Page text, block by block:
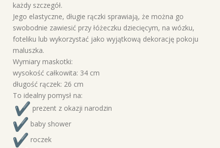
każdy szczegół.
Jego elastyczne, długie rączki sprawiają, że można go
swobodnie zawiesić przy łóżeczku dziecięcym, na wózku,
foteliku lub wykorzystać jako wyjątkową dekorację pokoju
maluszka.
Wymiary maskotki:
wysokość całkowita: 34 cm
długość rączek: 26 cm
To idealny pomysł na:
prezent z okazji narodzin
baby shower
roczek